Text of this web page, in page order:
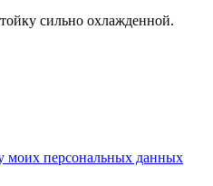
сильно охлажденной.
моих персональных данных